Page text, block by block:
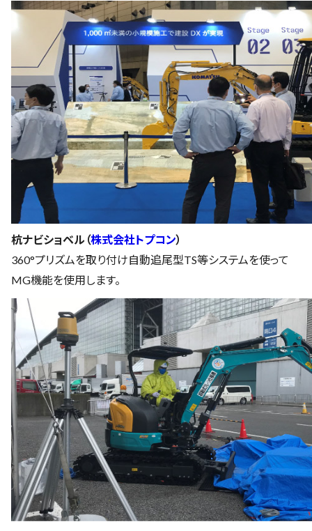
杭ナビショベル（株式会社トプコン）
360°プリズムを取り付け自動追尾型TS等システムを使って
MG機能を使用します。